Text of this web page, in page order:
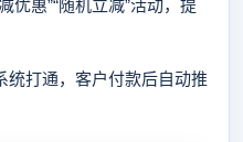
惠”“随机立减”活动，提
打通，客户付款后自动推